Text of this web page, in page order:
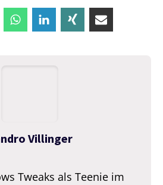
Villinger
Tweaks als Teenie im